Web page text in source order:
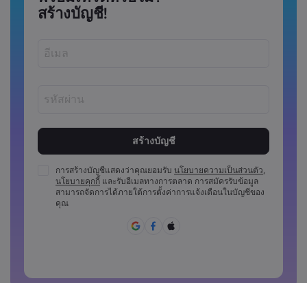
สร้างบัญชี!
รหัสผ่านต้องมีตัวพิมพ์ใหญ่อย่างน้อย 1 ตัว
รหัสผ่านต้องมีตัวพิมพ์เล็กอย่างน้อย 1 ตัว
รหัสผ่านจะต้องประกอบด้วย ~!@#£%^&amp;*()_-
+=:;&lt;&lt;&gt;{{,[[]?,.
ไม่สามารถใช้รหัสผ่านที่คาดเดาง่าย
การสร้างบัญชีแสดงว่าคุณยอมรับ นโยบายความเป็นส่วนตัว,
นโยบายคุกกี้ และรับอีเมลทางการตลาด การสมัครรับข้อมูล
สามารถจัดการได้ภายใต้การตั้งค่าการแจ้งเตือนในบัญชีของ
คุณ